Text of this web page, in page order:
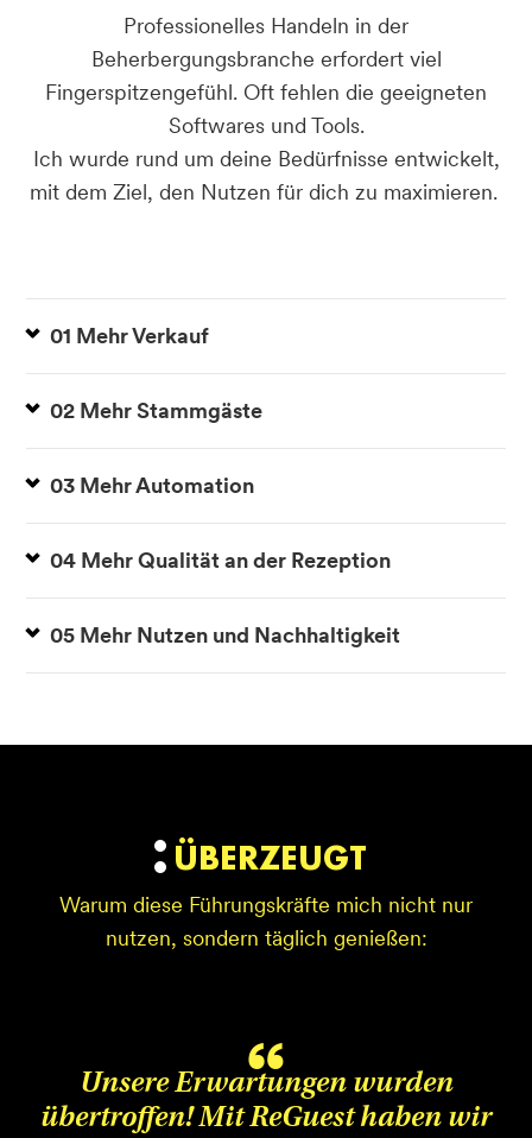
Professionelles Handeln in der
Beherbergungsbranche erfordert viel
Fingerspitzengefühl. Oft fehlen die geeigneten
Softwares und Tools.
Ich wurde rund um deine Bedürfnisse entwickelt,
mit dem Ziel, den Nutzen für dich zu maximieren.
01 Mehr Verkauf
02 Mehr Stammgäste
03 Mehr Automation
04 Mehr Qualität an der Rezeption
05 Mehr Nutzen und Nachhaltigkeit
ÜBERZEUGT
Warum diese Führungskräfte mich nicht nur
nutzen, sondern täglich genießen:
Unsere Erwartungen wurden
übertroffen! Mit ReGuest haben wir